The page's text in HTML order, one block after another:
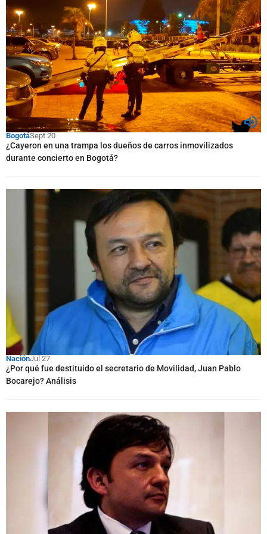
BogotáSept 20
¿Cayeron en una trampa los dueños de carros inmovilizados
durante concierto en Bogotá?
NaciónJul 27
¿Por qué fue destituido el secretario de Movilidad, Juan Pablo
Bocarejo? Análisis